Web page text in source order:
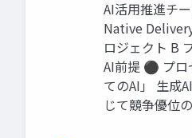
AI活用推進チ
Native
ロジェクト B
AI前提 ⚫ プロ
てのAI」 生成
じて競争優位